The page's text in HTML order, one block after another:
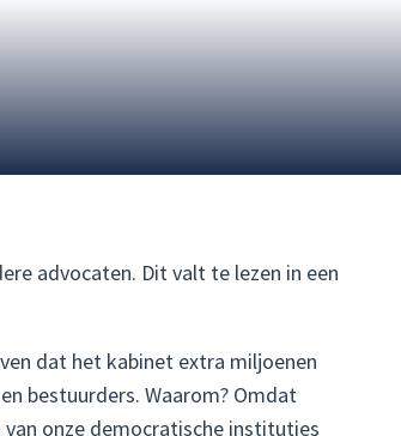
advocaten. Dit valt te lezen in een
dat het kabinet extra miljoenen
bestuurders. Waarom? Omdat
onze democratische instituties